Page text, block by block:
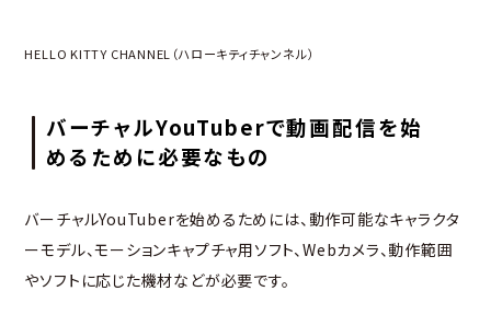
HELLO KITTY CHANNEL（ハローキティチャンネル）
バーチャルYouTuberで動画配信を始
めるために必要なもの
バーチャルYouTuberを始めるためには、動作可能なキャラクタ
ーモデル、モーションキャプチャ用ソフト、Webカメラ、動作範囲
やソフトに応じた機材などが必要です。